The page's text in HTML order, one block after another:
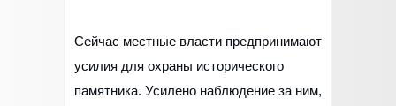
Сейчас местные власти предпринимают
усилия для охраны исторического
памятника. Усилено наблюдение за ним,